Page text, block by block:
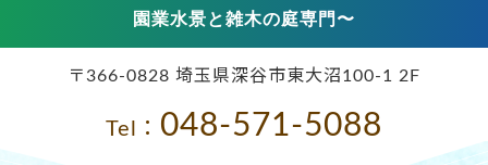
園業水景と雑木の庭専門〜
〒366-0828 埼玉県深谷市東大沼100-1 2F
Tel： 048-571-5088